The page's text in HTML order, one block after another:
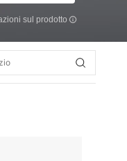
sul prodotto